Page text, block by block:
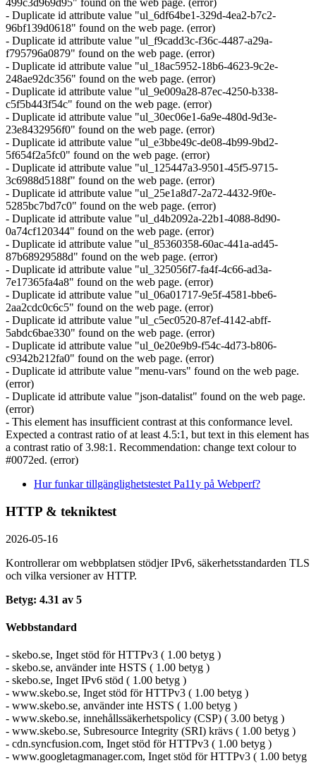
499c3d969d95" found on the web page. (error)
- Duplicate id attribute value "ul_6df64be1-329d-4ea2-b7c2-
96bf139d0618" found on the web page. (error)
- Duplicate id attribute value "ul_f9cadd3c-f36c-4487-a29a-
f795796a0879" found on the web page. (error)
- Duplicate id attribute value "ul_18ac5952-18b6-4623-9c2e-
248ae92dc356" found on the web page. (error)
- Duplicate id attribute value "ul_9e009a28-87ec-4250-b338-
c5f5b443f54c" found on the web page. (error)
- Duplicate id attribute value "ul_30ec06e1-6a9e-480d-9d3e-
23e8432956f0" found on the web page. (error)
- Duplicate id attribute value "ul_e3bbe49c-de08-4b99-9bd2-
5f654f2a5fc0" found on the web page. (error)
- Duplicate id attribute value "ul_125447a3-9501-45f5-9715-
3c6988d5188f" found on the web page. (error)
- Duplicate id attribute value "ul_25e1a8d7-2a72-4432-9f0e-
5285bc7bd7c0" found on the web page. (error)
- Duplicate id attribute value "ul_d4b2092a-22b1-4088-8d90-
0a74cf120344" found on the web page. (error)
- Duplicate id attribute value "ul_85360358-60ac-441a-ad45-
87b68929588d" found on the web page. (error)
- Duplicate id attribute value "ul_325056f7-fa4f-4c66-ad3a-
7e17365fa4a8" found on the web page. (error)
- Duplicate id attribute value "ul_06a01717-9e5f-4581-bbe6-
2aa2cdc0c6c5" found on the web page. (error)
- Duplicate id attribute value "ul_c5ec0520-87ef-4142-abff-
5abdc6bae330" found on the web page. (error)
- Duplicate id attribute value "ul_0e20e9b9-f54c-4d73-b806-
c9342b212fa0" found on the web page. (error)
- Duplicate id attribute value "menu-vars" found on the web page.
(error)
- Duplicate id attribute value "json-datalist" found on the web page.
(error)
- This element has insufficient contrast at this conformance level.
Expected a contrast ratio of at least 4.5:1, but text in this element has
a contrast ratio of 3.98:1. Recommendation: change text colour to
#0072ed. (error)
Hur funkar tillgänglighetstestet Pa11y på Webperf?
HTTP & tekniktest
2026-05-16
Kontrollerar om webbplatsen stödjer IPv6, säkerhets­standarden TLS
och vilka versioner av HTTP.
Betyg: 4.31 av 5
Webbstandard
- skebo.se, Inget stöd för HTTPv3 ( 1.00 betyg )
- skebo.se, använder inte HSTS ( 1.00 betyg )
- skebo.se, Inget IPv6 stöd ( 1.00 betyg )
- www.skebo.se, Inget stöd för HTTPv3 ( 1.00 betyg )
- www.skebo.se, använder inte HSTS ( 1.00 betyg )
- www.skebo.se, innehållssäkerhetspolicy (CSP) ( 3.00 betyg )
- www.skebo.se, Subresource Integrity (SRI) krävs ( 1.00 betyg )
- cdn.syncfusion.com, Inget stöd för HTTPv3 ( 1.00 betyg )
- www.googletagmanager.com, Inget stöd för HTTPv3 ( 1.00 betyg